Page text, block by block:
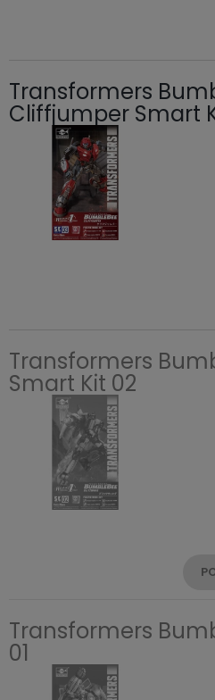
Transformers
Cliffjumper Smart
Transformers
Smart Kit 02
Transformers
01